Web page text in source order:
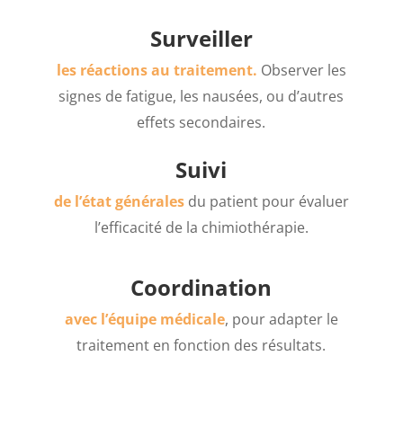
Surveiller
les réactions au traitement. Observer les
signes de fatigue, les nausées, ou d’autres
effets secondaires.
Suivi
de l’état généralesdu patient pour évaluer
l’efficacité de la chimiothérapie.
Coordination
avec l’équipe médicale, pour adapter le
traitement en fonction des résultats.